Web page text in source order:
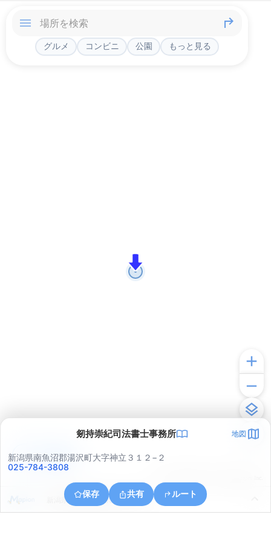
グルメ コンビニ 公園 もっと見る
剱持崇紀司法書士事務所 地図
新潟県南魚沼郡湯沢町大字神立３１２−２
025-784-3808
保存 共有 ルート
新潟県南魚沼郡湯沢町大字湯沢
アプリで見る